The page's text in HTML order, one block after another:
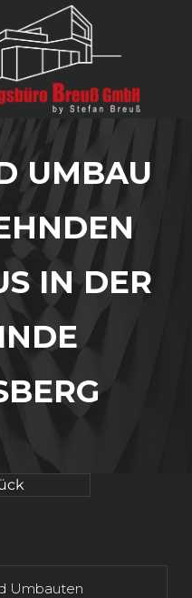
UMBAU
IN DER
Umbauten